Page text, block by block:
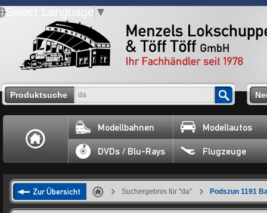
Select Language ▼
Produktsuche
Modellbahnen Modellautos
DVDs / Blu-Rays Flugzeuge
Zur Übersicht Suchergebnis für "da" Podszun 1191